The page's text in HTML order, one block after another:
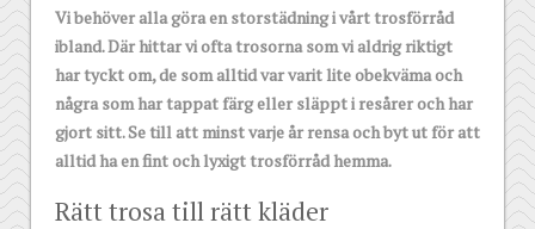
Vi behöver alla göra en storstädning i vårt trosförråd
ibland. Där hittar vi ofta trosorna som vi aldrig riktigt
har tyckt om, de som alltid var varit lite obekväma och
några som har tappat färg eller släppt i resårer och har
gjort sitt. Se till att minst varje år rensa och byt ut för att
alltid ha en fint och lyxigt trosförråd hemma.
Rätt trosa till rätt kläder